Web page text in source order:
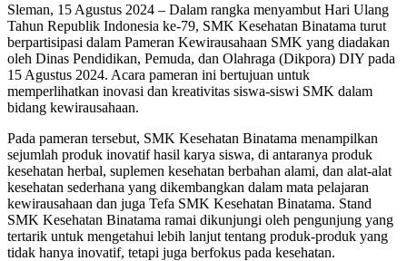
Sleman, 15 Agustus 2024 – Dalam rangka menyambut Hari Ulang
Tahun Republik Indonesia ke-79, SMK Kesehatan Binatama turut
berpartisipasi dalam Pameran Kewirausahaan SMK yang diadakan
oleh Dinas Pendidikan, Pemuda, dan Olahraga (Dikpora) DIY pada
15 Agustus 2024. Acara pameran ini bertujuan untuk
memperlihatkan inovasi dan kreativitas siswa-siswi SMK dalam
bidang kewirausahaan.
Pada pameran tersebut, SMK Kesehatan Binatama menampilkan
sejumlah produk inovatif hasil karya siswa, di antaranya produk
kesehatan herbal, suplemen kesehatan berbahan alami, dan alat-alat
kesehatan sederhana yang dikembangkan dalam mata pelajaran
kewirausahaan dan juga Tefa SMK Kesehatan Binatama. Stand
SMK Kesehatan Binatama ramai dikunjungi oleh pengunjung yang
tertarik untuk mengetahui lebih lanjut tentang produk-produk yang
tidak hanya inovatif, tetapi juga berfokus pada kesehatan.